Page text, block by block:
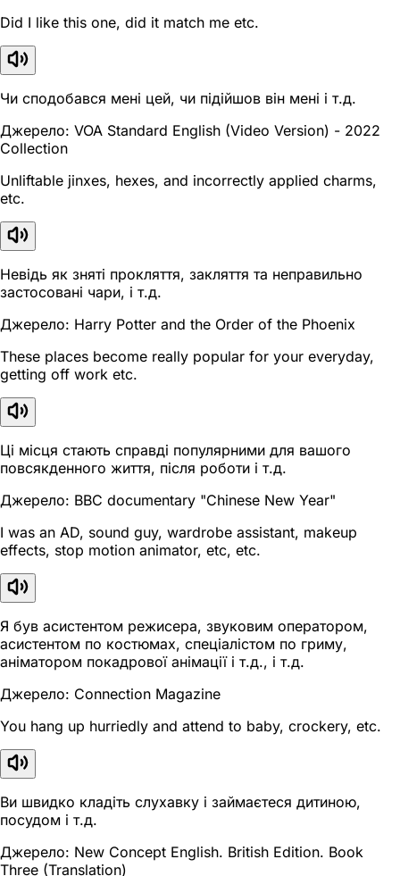
Did I like this one, did it match me etc.
Чи сподобався мені цей, чи підійшов він мені і т.д.
Джерело: VOA Standard English (Video Version) - 2022
Collection
Unliftable jinxes, hexes, and incorrectly applied charms,
etc.
Невідь як зняті прокляття, закляття та неправильно
застосовані чари, і т.д.
Джерело: Harry Potter and the Order of the Phoenix
These places become really popular for your everyday,
getting off work etc.
Ці місця стають справді популярними для вашого
повсякденного життя, після роботи і т.д.
Джерело: BBC documentary "Chinese New Year"
I was an AD, sound guy, wardrobe assistant, makeup
effects, stop motion animator, etc, etc.
Я був асистентом режисера, звуковим оператором,
асистентом по костюмах, спеціалістом по гриму,
аніматором покадрової анімації і т.д., і т.д.
Джерело: Connection Magazine
You hang up hurriedly and attend to baby, crockery, etc.
Ви швидко кладіть слухавку і займаєтеся дитиною,
посудом і т.д.
Джерело: New Concept English. British Edition. Book
Three (Translation)